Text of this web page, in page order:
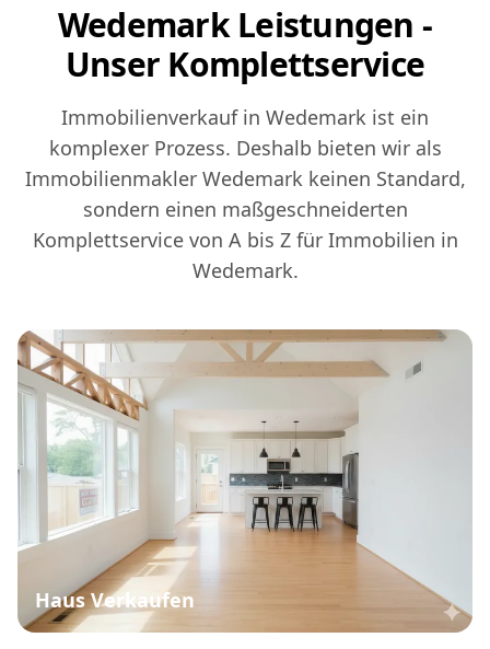
Wedemark Leistungen -
Unser Komplettservice
Immobilienverkauf in Wedemark ist ein
komplexer Prozess. Deshalb bieten wir als
Immobilienmakler Wedemark keinen Standard,
sondern einen maßgeschneiderten
Komplettservice von A bis Z für Immobilien in
Wedemark.
Haus Verkaufen